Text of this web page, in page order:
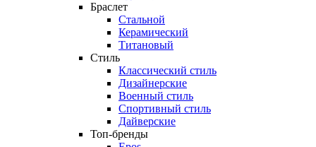
Браслет
Стальной
Керамический
Титановый
Стиль
Классический стиль
Дизайнерские
Военный стиль
Спортивный стиль
Дайверские
Топ-бренды